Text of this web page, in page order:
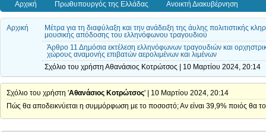
Αρχική Πρωθυπουργός της Ελλάδας Ανοικτή Διακυβέρνηση
Αρχική
Μέτρα για τη διαφύλαξη και την ανάδειξη της άυλης πολιτιστικής
μουσικής απόδοσης του ελληνόφωνου τραγουδιού
Άρθρο 11 Δημόσια εκτέλεση ελληνόφωνων τραγουδιών και
χώρους αναμονής επιβατών αερολιμένων και λιμένων
Σχόλιο του χρήστη Αθανάσιος Κοτρώτσος | 10 Μαρτίου 2024, 20:14
Σχόλιο του χρήστη 'Αθανάσιος Κοτρώτσος' | 10 Μαρτίου 2024, 20:14
Πώς θα αποδεικνύεται η συμμόρφωση με το ποσοστό; Αν είναι 39,9% ποιός θα το